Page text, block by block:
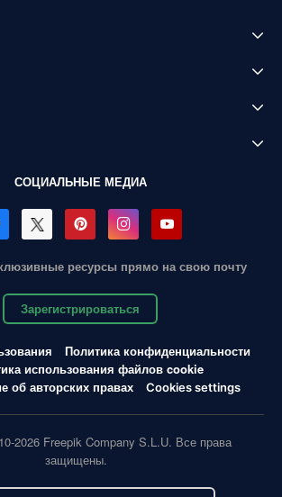
СОЦИАЛЬНЫЕ МЕДИА
ресурсы прямо на свою почту
Зарегистрироваться
Политика конфиденциальности
использования файлов cookie
об авторских правах
Cookies settings
2026 Freepik Company S.L.U. Все права
защищены.